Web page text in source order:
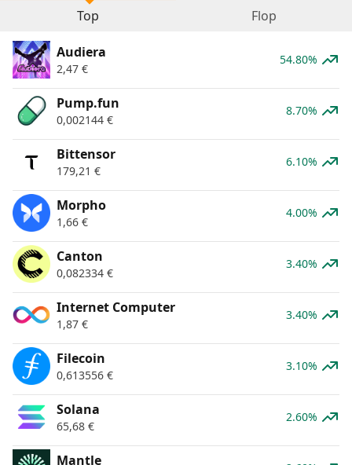
Top Flop
Audiera
2,47 €
54.80%
Pump.fun
0,002144 €
8.70%
Bittensor
179,21 €
6.10%
Morpho
1,66 €
4.00%
Canton
0,082334 €
3.40%
Internet Computer
1,87 €
3.40%
Filecoin
0,613556 €
3.10%
Solana
65,68 €
2.60%
Mantle